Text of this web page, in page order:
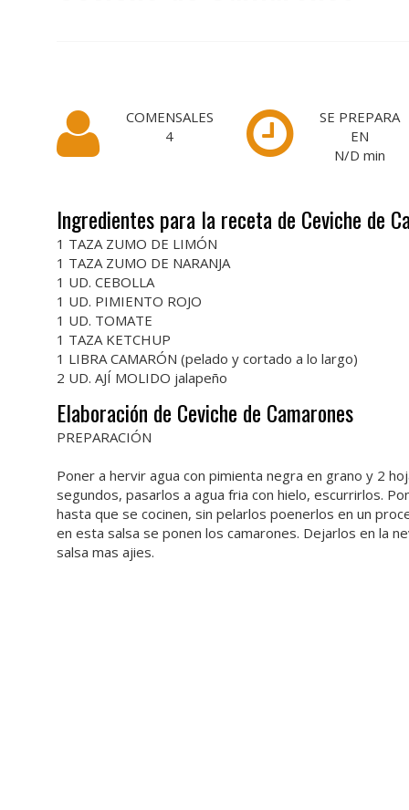
COMENSALES
4
SE PREPARA
EN
N/D min
Ingredientes para la receta de Ceviche de
1 TAZA ZUMO DE LIMÓN
1 TAZA ZUMO DE NARANJA
1 UD. CEBOLLA
1 UD. PIMIENTO ROJO
1 UD. TOMATE
1 TAZA KETCHUP
1 LIBRA CAMARÓN (pelado y cortado a lo largo)
2 UD. AJÍ MOLIDO jalapeño
Elaboración de Ceviche de Camarones
PREPARACIÓN
Poner a hervir agua con pimienta negra en grano y 2
segundos, pasarlos a agua fria con hielo, escurrirlos.
hasta que se cocinen, sin pelarlos poenerlos en un
en esta salsa se ponen los camarones. Dejarlos en la
salsa mas ajies.